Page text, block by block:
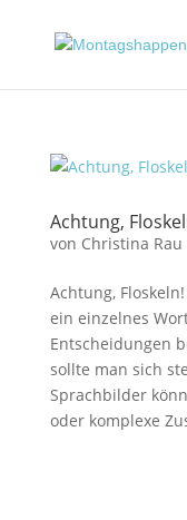
Achtung,
von Christina Rau
Achtung,
ein einzelnes
Entscheidungen
sollte man sich
Sprachbilder
oder komplexe